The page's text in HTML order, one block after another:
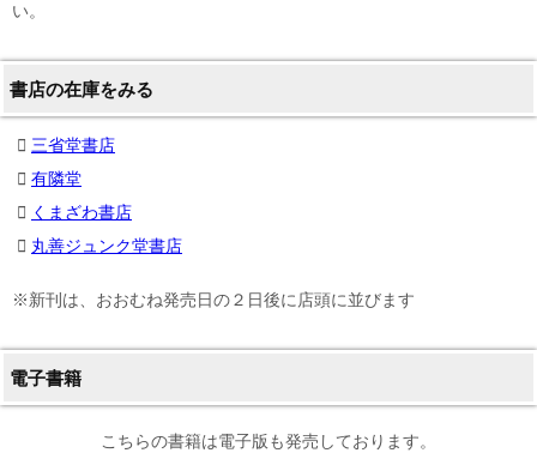
い。
書店の在庫をみる
三省堂書店
有隣堂
くまざわ書店
丸善ジュンク堂書店
※新刊は、おおむね発売日の２日後に店頭に並びます
電子書籍
こちらの書籍は電子版も発売しております。